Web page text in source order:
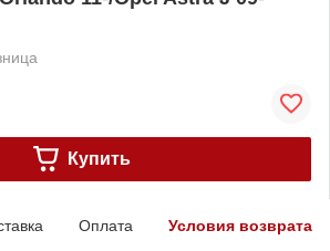
Купить
Оплата Условия возврата